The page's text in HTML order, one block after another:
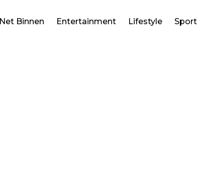
Net Binnen Entertainment Lifestyle Sport